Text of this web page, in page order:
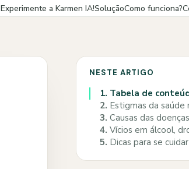
Experimente a Karmen IA!SoluçãoComo funciona?
NESTE ARTIGO
1. Tabela de
2. Estigmas da saúde
3. Causas das
4. Vícios em álcool,
5. Dicas para se cuidar